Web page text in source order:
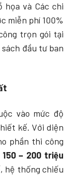
họa và Các chi
miễn phí 100%
trọn gói tại
đầu tư ban
vào mức độ
kế. Với diện
phần thi công
150 – 200 triệu
hệ thống chiếu